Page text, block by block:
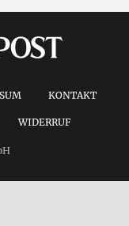
KONTAKT
WIDERRUF